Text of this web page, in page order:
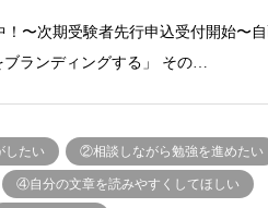
！〜次期受験者先行申込受付開始〜
ブランディングする」 その…
たい ②相談しながら勉強を進めたい
④自分の文章を読みやすくしてほしい